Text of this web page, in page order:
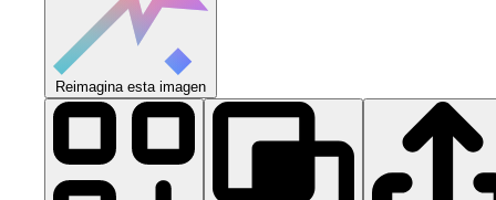
Reimagina esta imagen